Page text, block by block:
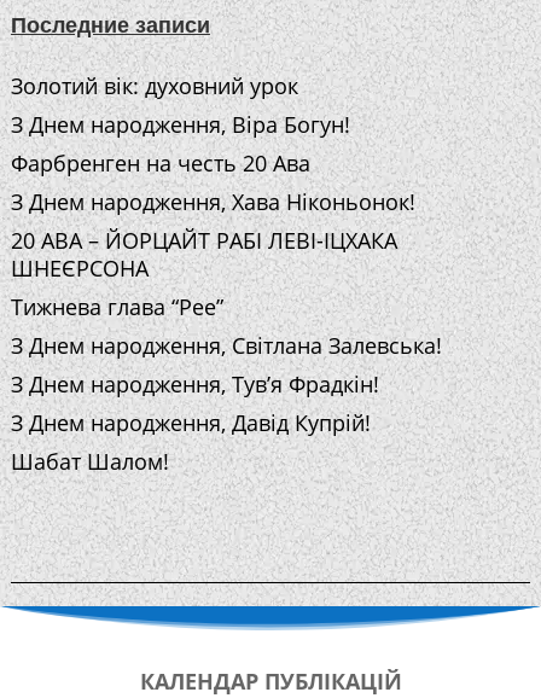
Последние записи
Золотий вік: духовний урок
З Днем народження, Віра Богун!
Фарбренген на честь 20 Ава
З Днем народження, Хава Ніконьонок!
20 АВА – ЙОРЦАЙТ РАБІ ЛЕВІ-ІЦХАКА
ШНЕЄРСОНА
Тижнева глава “Рее”
З Днем народження, Світлана Залевська!
З Днем народження, Тув’я Фрадкін!
З Днем народження, Давід Купрій!
Шабат Шалом!
КАЛЕНДАР ПУБЛІКАЦІЙ